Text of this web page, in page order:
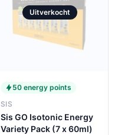
Uitverkocht
50 energy points
SIS
Sis GO Isotonic Energy
Variety Pack (7 x 60ml)